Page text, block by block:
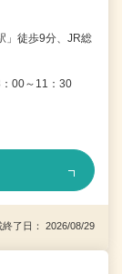
」徒歩9分、JR総
00～11：30
了日： 2026/08/29